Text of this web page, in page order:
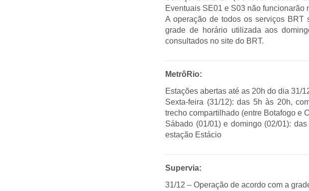
Eventuais SE01 e S03 não funcionarão
A operação de todos os serviços
grade de horário utilizada aos
consultados no site do BRT.
MetrôRio:
Estações abertas até as 20h do dia 31/
Sexta-feira (31/12): das 5h às 20h,
trecho compartilhado (entre Botafogo e
Sábado (01/01) e domingo (02/01):
estação Estácio
Supervia:
31/12 – Operação de acordo com a